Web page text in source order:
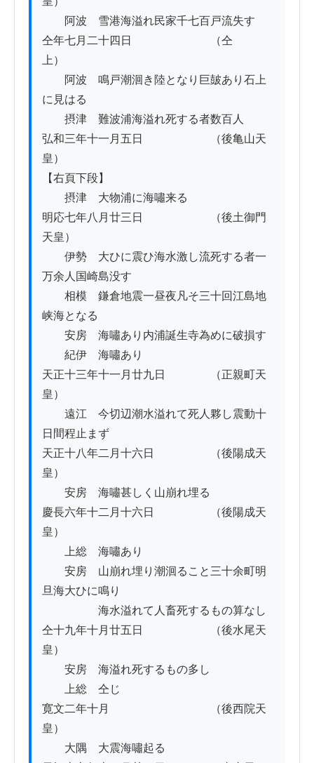
阿波　雪港海溢れ民家千七百戸流失す
仝年七月二十四日　　　　　　　（仝
上）
阿波　鳴戸潮洄き陸となり巨皷あり石上
に見はる
摂津　難波浦海溢れ死する者数百人
弘和三年十一月五日　　　　　　（後亀山天
皇）
【右頁下段】
摂津　大物浦に海嘯来る
明応七年八月廿三日　　　　　　（後土御門
天皇）
伊勢　大ひに震ひ海水激し流死する者一
万余人国崎島没す
相模　鎌倉地震一昼夜凡そ三十回江島地
峡海となる
安房　海嘯あり内浦誕生寺為めに破損す
紀伊　海嘯あり
天正十三年十一月廿九日　　　　（正親町天
皇）
遠江　今切辺潮水溢れて死人夥し震動十
日間程止まず
天正十八年二月十六日　　　　　（後陽成天
皇）
安房　海嘯甚しく山崩れ埋る
慶長六年十二月十六日　　　　　（後陽成天
皇）
上総　海嘯あり
安房　山崩れ埋り潮洄ること三十余町明
旦海大ひに鳴り
海水溢れて人畜死するもの算なし
仝十九年十月廿五日　　　　　　（後水尾天
皇）
安房　海溢れ死するもの多し
上総　仝じ
寛文二年十月　　　　　　　　　（後西院天
皇）
大隅　大震海嘯起る